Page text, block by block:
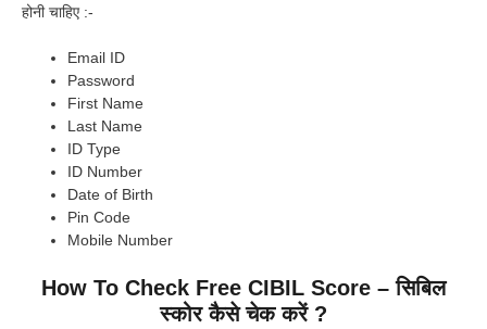
होनी चाहिए :-
Email ID
Password
First Name
Last Name
ID Type
ID Number
Date of Birth
Pin Code
Mobile Number
How To Check Free CIBIL Score – सिबिल
स्कोर कैसे चेक करें ?